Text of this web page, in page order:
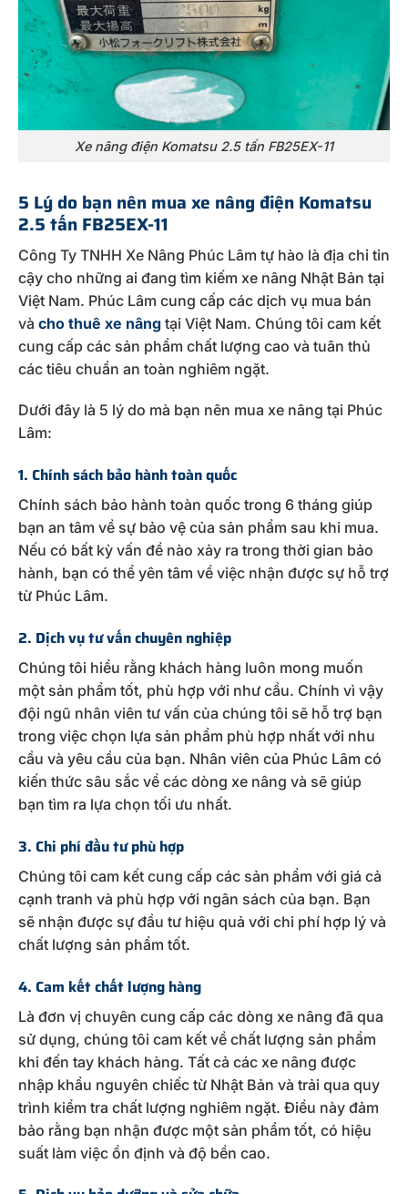
Xe nâng điện Komatsu 2.5 tấn FB25EX-11
5 Lý do bạn nên mua xe nâng điện Komatsu
2.5 tấn FB25EX-11
Công Ty TNHH Xe Nâng Phúc Lâm tự hào là địa chỉ tin
cậy cho những ai đang tìm kiếm xe nâng Nhật Bản tại
Việt Nam. Phúc Lâm cung cấp các dịch vụ mua bán
và cho thuê xe nâng tại Việt Nam. Chúng tôi cam kết
cung cấp các sản phẩm chất lượng cao và tuân thủ
các tiêu chuẩn an toàn nghiêm ngặt.
Dưới đây là 5 lý do mà bạn nên mua xe nâng tại Phúc
Lâm:
1. Chính sách bảo hành toàn quốc
Chính sách bảo hành toàn quốc trong 6 tháng giúp
bạn an tâm về sự bảo vệ của sản phẩm sau khi mua.
Nếu có bất kỳ vấn đề nào xảy ra trong thời gian bảo
hành, bạn có thể yên tâm về việc nhận được sự hỗ trợ
từ Phúc Lâm.
2. Dịch vụ tư vấn chuyên nghiệp
Chúng tôi hiểu rằng khách hàng luôn mong muốn
một sản phẩm tốt, phù hợp với như cầu. Chính vì vậy
đội ngũ nhân viên tư vấn của chúng tôi sẽ hỗ trợ bạn
trong việc chọn lựa sản phẩm phù hợp nhất với nhu
cầu và yêu cầu của bạn. Nhân viên của Phúc Lâm có
kiến thức sâu sắc về các dòng xe nâng và sẽ giúp
bạn tìm ra lựa chọn tối ưu nhất.
3. Chi phí đầu tư phù hợp
Chúng tôi cam kết cung cấp các sản phẩm với giá cả
cạnh tranh và phù hợp với ngân sách của bạn. Bạn
sẽ nhận được sự đầu tư hiệu quả với chi phí hợp lý và
chất lượng sản phẩm tốt.
4. Cam kết chất lượng hàng
Là đơn vị chuyên cung cấp các dòng xe nâng đã qua
sử dụng, chúng tôi cam kết về chất lượng sản phẩm
khi đến tay khách hàng. Tất cả các xe nâng được
nhập khẩu nguyên chiếc từ Nhật Bản và trải qua quy
trình kiểm tra chất lượng nghiêm ngặt. Điều này đảm
bảo rằng bạn nhận được một sản phẩm tốt, có hiệu
suất làm việc ổn định và độ bền cao.